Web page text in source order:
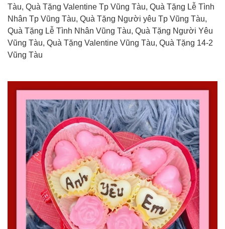
Tàu, Quà Tặng Valentine Tp Vũng Tàu, Quà Tặng Lễ Tình
Nhân Tp Vũng Tàu, Quà Tặng Người yêu Tp Vũng Tàu,
Quà Tặng Lễ Tình Nhân Vũng Tàu, Quà Tặng Người Yêu
Vũng Tàu, Quà Tặng Valentine Vũng Tàu, Quà Tặng 14-2
Vũng Tàu